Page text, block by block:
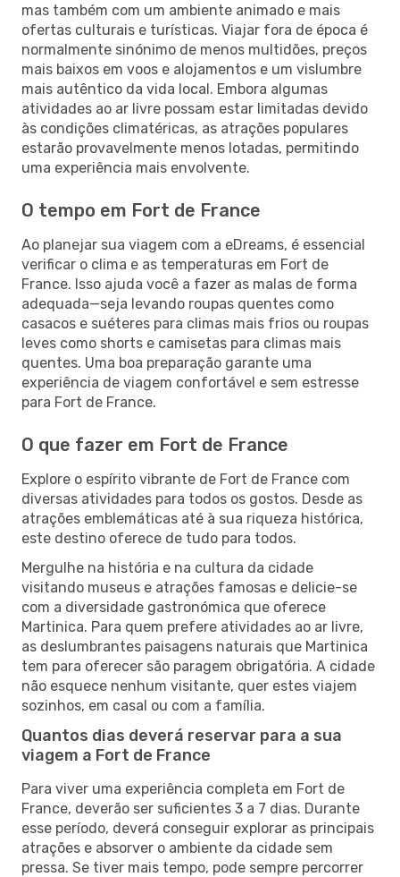
mas também com um ambiente animado e mais
ofertas culturais e turísticas. Viajar fora de época é
normalmente sinónimo de menos multidões, preços
mais baixos em voos e alojamentos e um vislumbre
mais autêntico da vida local. Embora algumas
atividades ao ar livre possam estar limitadas devido
às condições climatéricas, as atrações populares
estarão provavelmente menos lotadas, permitindo
uma experiência mais envolvente.
O tempo em Fort de France
Ao planejar sua viagem com a eDreams, é essencial
verificar o clima e as temperaturas em Fort de
France. Isso ajuda você a fazer as malas de forma
adequada—seja levando roupas quentes como
casacos e suéteres para climas mais frios ou roupas
leves como shorts e camisetas para climas mais
quentes. Uma boa preparação garante uma
experiência de viagem confortável e sem estresse
para Fort de France.
O que fazer em Fort de France
Explore o espírito vibrante de Fort de France com
diversas atividades para todos os gostos. Desde as
atrações emblemáticas até à sua riqueza histórica,
este destino oferece de tudo para todos.
Mergulhe na história e na cultura da cidade
visitando museus e atrações famosas e delicie-se
com a diversidade gastronómica que oferece
Martinica. Para quem prefere atividades ao ar livre,
as deslumbrantes paisagens naturais que Martinica
tem para oferecer são paragem obrigatória. A cidade
não esquece nenhum visitante, quer estes viajem
sozinhos, em casal ou com a família.
Quantos dias deverá reservar para a sua
viagem a Fort de France
Para viver uma experiência completa em Fort de
France, deverão ser suficientes 3 a 7 dias. Durante
esse período, deverá conseguir explorar as principais
atrações e absorver o ambiente da cidade sem
pressa. Se tiver mais tempo, pode sempre percorrer